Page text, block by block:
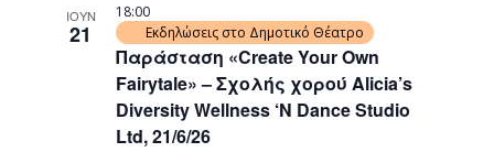
ΙΟΥΝ
21
Παράσταση «Create Your Own
Fairytale» – Σχολής χορού Alicia’s
Diversity Wellness ‘N Dance Studio
Ltd, 21/6/26
18:00
Εκδηλώσεις στο Δημοτικό Θέατρο